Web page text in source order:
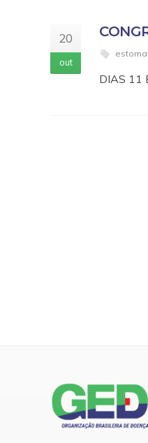
20
out
DIAS 11